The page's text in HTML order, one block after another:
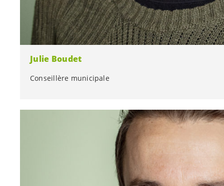
Julie Boudet
Conseillère municipale